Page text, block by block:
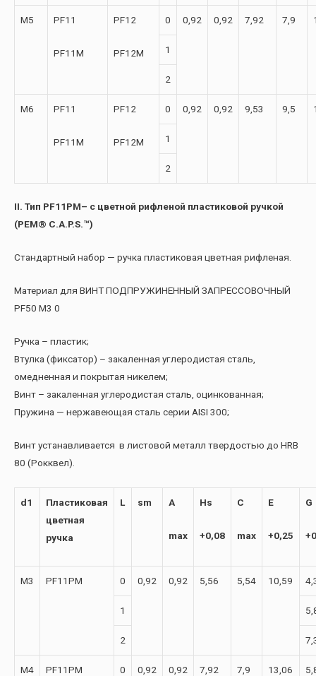
М5 PF11
PF11M
PF12
PF12M
0 0,92 0,92 7,92 7,9
1
2
М6 PF11
PF11M
PF12
PF12M
0 0,92 0,92 9,53 9,5
1
2
II. Тип PF11PM– с цветной рифленой пластиковой ручкой
(PEM® C.A.P.S.™)
Стандартный набор — ручка пластиковая цветная рифленая.
Материал для ВИНТ ПОДПРУЖИНЕННЫЙ ЗАПРЕССОВОЧНЫЙ
PF50 M3 0
Ручка – пластик;
Втулка (фиксатор) – закаленная углеродистая сталь,
омедненная и покрытая никелем;
Винт – закаленная углеродистая сталь, оцинкованная;
Пружина — нержавеющая сталь серии AISI 300;
Винт устанавливается в листовой металл твердостью до HRB
80 (Рокквел).
d1
Пластиковая
цветная
ручка
L sm A
max
Hs
+0,08
C
max
E
+0,25
G
М3 PF11PM 0 0,92 0,92 5,56 5,54 10,59
1
2
М4 PF11PM 0 0,92 0,92 7,92 7,9 13,06